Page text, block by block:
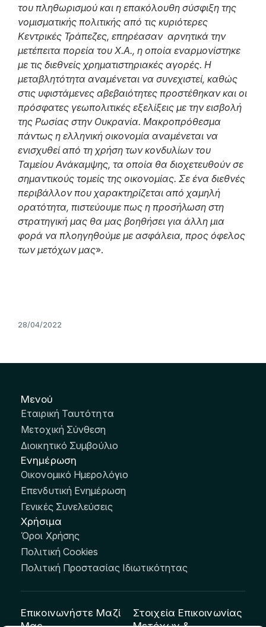
του πληθωρισμού και η επακόλουθη σύσφιξη της
νομισματικής πολιτικής από τις κυριότερες
Κεντρικές Τράπεζες, επηρέασαν αρνητικά την
μετέπειτα πορεία του Χ.Α., η οποία εναρμονίστηκε
με τις διεθνείς χρηματιστηριακές αγορές. Η
μεταβλητότητα αναμένεται να συνεχιστεί, καθώς
στις υφιστάμενες αβεβαιότητες προστέθηκαν και οι
πρόσφατες γεωπολιτικές εξελίξεις με την εισβολή
της Ρωσίας στην Ουκρανία. Μακροπρόθεσμα
πάντως η ελληνική οικονομία αναμένεται να
ενισχυθεί από τη χρήση των κονδυλίων του
Ταμείου Ανάκαμψης, τα οποία θα διοχετευθούν σε
σημαντικούς τομείς της οικονομίας. Σε ένα διεθνές
περιβάλλον που χαρακτηρίζεται από χαμηλή
ορατότητα, πιστεύουμε πως η προσήλωση στη
στρατηγική μας θα μας βοηθήσει για άλλη μια
φορά να πλοηγηθούμε με ασφάλεια, προς όφελος
των μετόχων μας».
28/04/2022
Μενού
Εταιρική Ταυτότητα
Μετοχική Σύνθεση
Διοικητικό Συμβούλιο
Ενημέρωση
Οικονομικό Ημερολόγιο
Επενδυτική Ενημέρωση
Γενικές Συνελεύσεις
Χρήσιμα
Όροι Χρήσης
Πολιτική Cookies
Πολιτική Προστασίας Ιδιωτικότητας
Επικοινωνήστε Μαζί
Στοιχεία Επικοινωνίας